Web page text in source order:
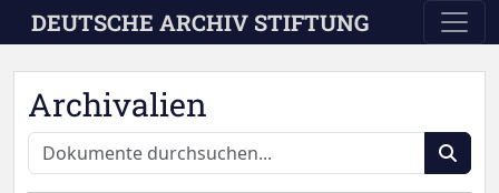
Skip to main content
DEUTSCHE ARCHIV STIFTUNG
Archivalien